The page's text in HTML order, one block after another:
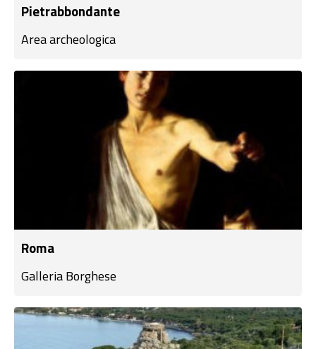
Pietrabbondante
Area archeologica
Roma
Galleria Borghese